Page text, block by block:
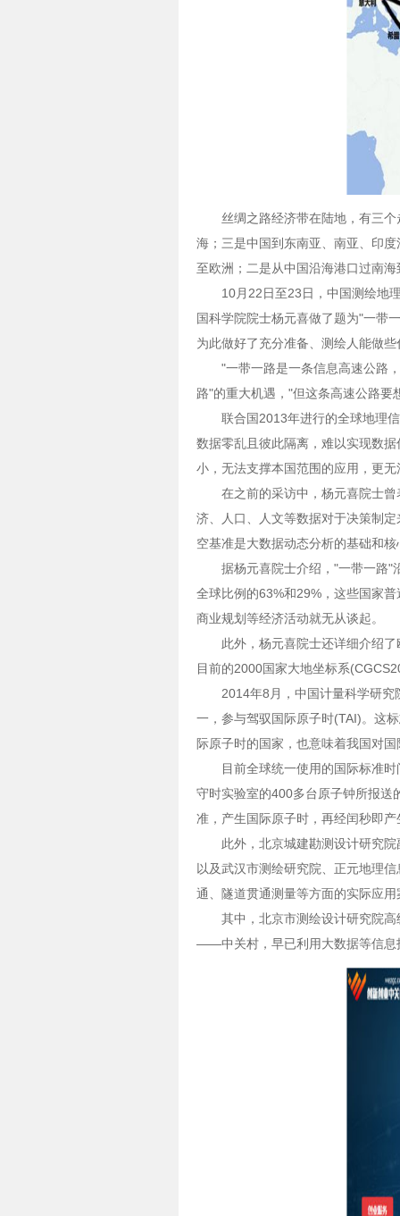
丝绸之路经济带在陆地，有三
海；三是中国到东南亚、南亚、印
至欧洲；二是从中国沿海港口过南
10月22日至23日，中国测绘地
国科学院院士杨元喜做了题为"一带
为此做好了充分准备、测绘人能做
"一带一路是一条信息高速公路
路"的重大机遇，"但这条高速公路
联合国2013年进行的全球地理
数据零乱且彼此隔离，难以实现数
小，无法支撑本国范围的应用，更
在之前的采访中，杨元喜院士
济、人口、人文等数据对于决策制
空基准是大数据动态分析的基础和
据杨元喜院士介绍，"一带一路"
全球比例的63%和29%，这些国家
商业规划等经济活动就无从谈起。
此外，杨元喜院士还详细介绍
目前的2000国家大地坐标系
2014年8月，中国计量科学研
一，参与驾驭国际原子时(TAI)。这
际原子时的国家，也意味着我国对
目前全球统一使用的国际标准
守时实验室的400多台原子钟所报送
准，产生国际原子时，再经闰秒即产
此外，北京城建勘测设计研究
以及武汉市测绘研究院、正元地理
通、隧道贯通测量等方面的实际应用
其中，北京市测绘设计研究院
——中关村，早已利用大数据等信息